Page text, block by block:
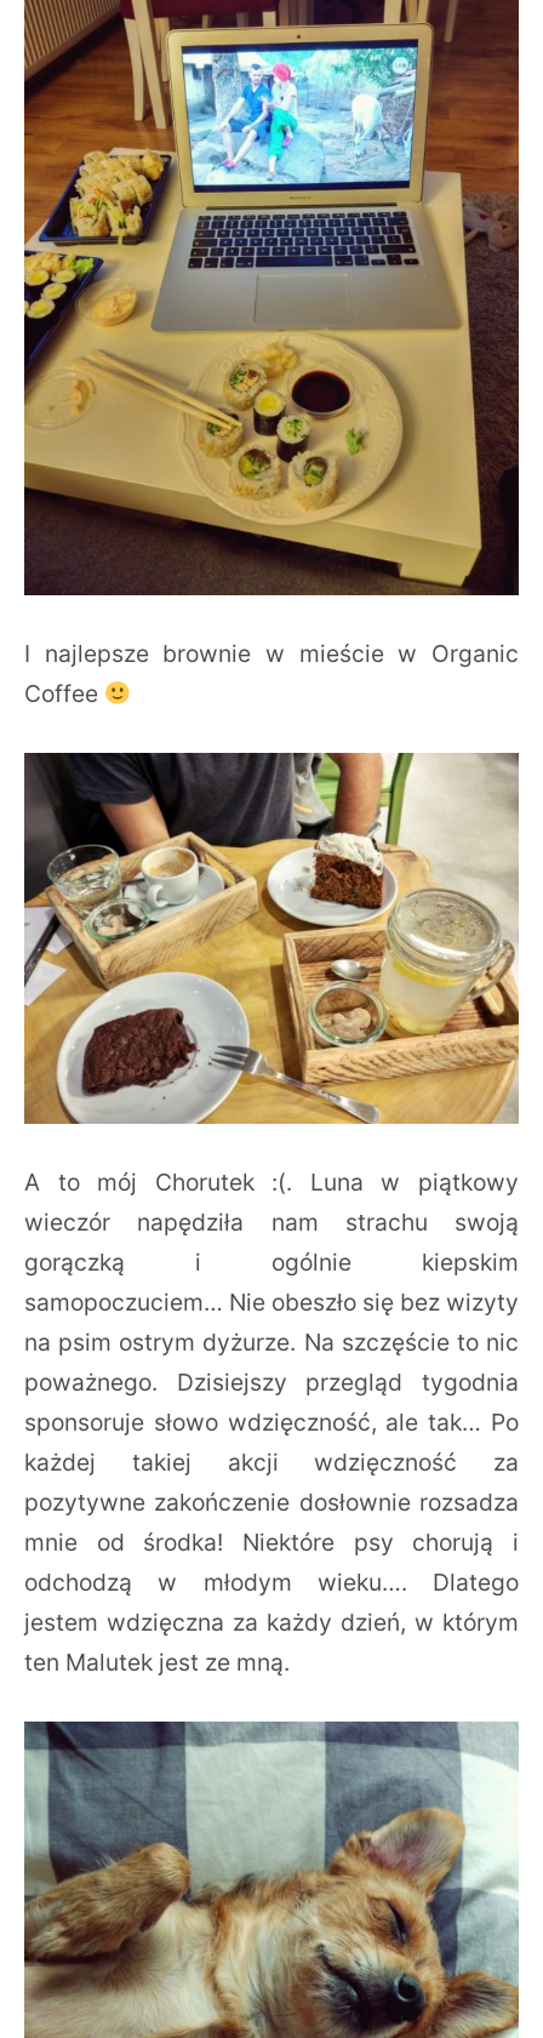
I najlepsze brownie w mieście w Organic
Coffee
A to mój Chorutek :(. Luna w piątkowy
wieczór napędziła nam strachu swoją
gorączką i ogólnie kiepskim
samopoczuciem… Nie obeszło się bez wizyty
na psim ostrym dyżurze. Na szczęście to nic
poważnego. Dzisiejszy przegląd tygodnia
sponsoruje słowo wdzięczność, ale tak… Po
każdej takiej akcji wdzięczność za
pozytywne zakończenie dosłownie rozsadza
mnie od środka! Niektóre psy chorują i
odchodzą w młodym wieku…. Dlatego
jestem wdzięczna za każdy dzień, w którym
ten Malutek jest ze mną.